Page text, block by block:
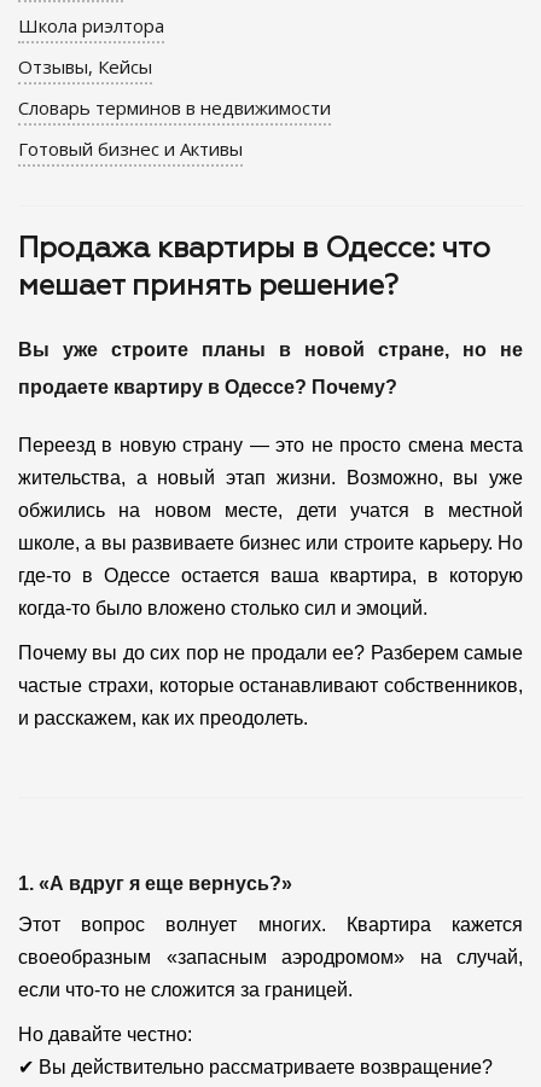
Школа риэлтора
Отзывы, Кейсы
Словарь терминов в недвижимости
Готовый бизнес и Активы
Продажа квартиры в Одессе: что
мешает принять решение?
Вы уже строите планы в новой стране, но не
продаете квартиру в Одессе? Почему?
Переезд в новую страну — это не просто смена места
жительства, а новый этап жизни. Возможно, вы уже
обжились на новом месте, дети учатся в местной
школе, а вы развиваете бизнес или строите карьеру. Но
где-то в Одессе остается ваша квартира, в которую
когда-то было вложено столько сил и эмоций.
Почему вы до сих пор не продали ее? Разберем самые
частые страхи, которые останавливают собственников,
и расскажем, как их преодолеть.
1. «А вдруг я еще вернусь?»
Этот вопрос волнует многих. Квартира кажется
своеобразным «запасным аэродромом» на случай,
если что-то не сложится за границей.
Но давайте честно:
✔ Вы действительно рассматриваете возвращение?